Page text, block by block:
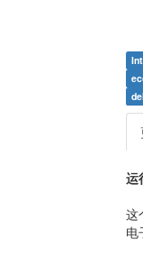
运
这
电